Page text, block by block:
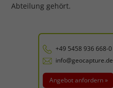
+49 5458 936 668-0
info@geocapture.de
Angebot anfordern »
Abteilung gehört.